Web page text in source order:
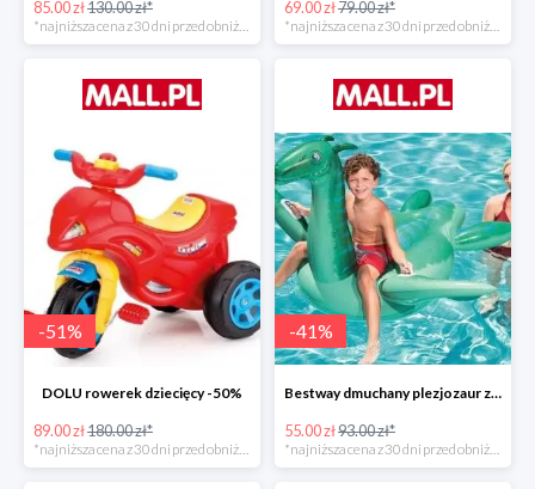
85.00 zł130.00 zł* 69.00 zł79.00 zł*
-51%
DOLU rowerek dziecięcy -50%
89.00 zł180.00 zł*
*najniższa cena z 30 dni przed obniżką
-41%
Bestway dmuchany plezjozaur z uchwytami -40%
55.00 zł93.00 zł*
*najniższa cena z 30 dni przed obniżką